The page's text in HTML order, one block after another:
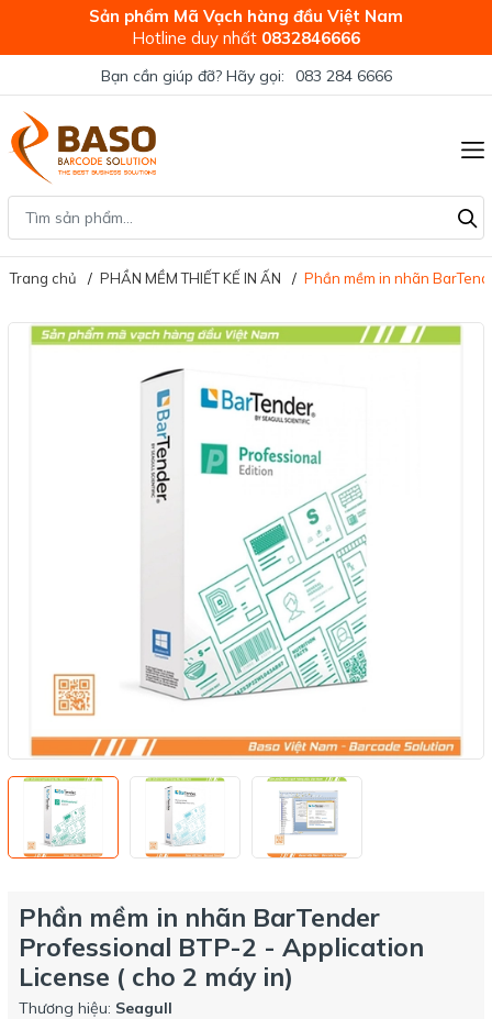
Sản phẩm Mã Vạch hàng đầu Việt Nam
Hotline duy nhất 0832846666
Bạn cần giúp đỡ? Hãy gọi: 083 284 6666
Trang chủ PHẦN MỀM THIẾT KẾ IN ẤN Phần mềm in nhãn
Phần mềm in nhãn BarTender
Professional BTP-2 - Application
License ( cho 2 máy in)
Thương hiệu: Seagull